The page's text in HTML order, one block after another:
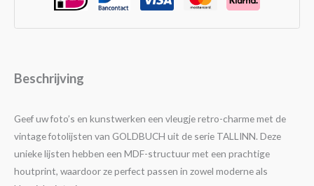
Beschrijving
Geef uw foto’s en kunstwerken een vleugje retro-charme met de
vintage fotolijsten van GOLDBUCH uit de serie TALLINN. Deze
unieke lijsten hebben een MDF-structuur met een prachtige
houtprint, waardoor ze perfect passen in zowel moderne als